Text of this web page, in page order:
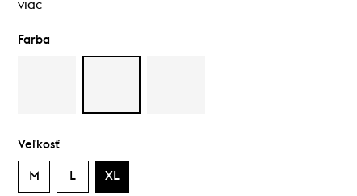
viac
Farba
Veľkosť
M L XL